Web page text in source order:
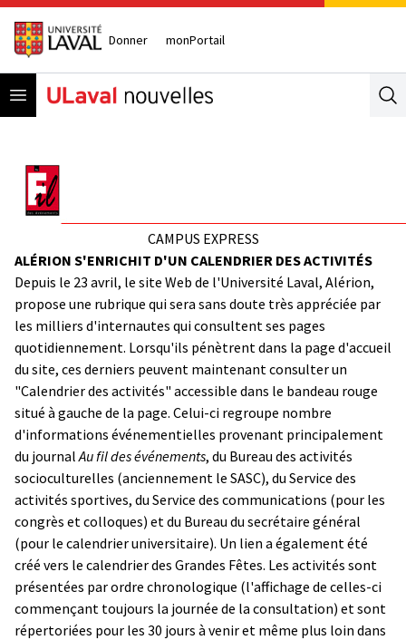
Donner monPortail
Open menu
CAMPUS EXPRESS
ALÉRION S'ENRICHIT D'UN CALENDRIER DES ACTIVITÉS
Depuis le 23 avril, le site Web de l'Université Laval, Alérion,
propose une rubrique qui sera sans doute très appréciée par
les milliers d'internautes qui consultent ses pages
quotidiennement. Lorsqu'ils pénètrent dans la page d'accueil
du site, ces derniers peuvent maintenant consulter un
"Calendrier des activités" accessible dans le bandeau rouge
situé à gauche de la page. Celui-ci regroupe nombre
d'informations événementielles provenant principalement
du journalAu fil des événements, du Bureau des activités
socioculturelles (anciennement le SASC), du Service des
activités sportives, du Service des communications (pour les
congrès et colloques) et du Bureau du secrétaire général
(pour le calendrier universitaire). Un lien a également été
créé vers le calendrier des Grandes Fêtes. Les activités sont
présentées par ordre chronologique (l'affichage de celles-ci
commençant toujours la journée de la consultation) et sont
répertoriées pour les 30 jours à venir et même plus loin dans